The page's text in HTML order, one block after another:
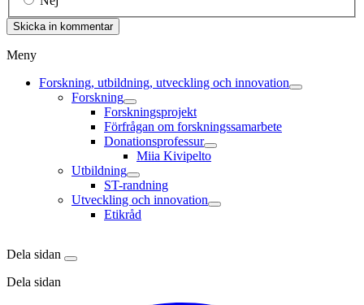
Skicka in kommentar
Meny
Forskning, utbildning, utveckling och innovation
Forskning
Forskningsprojekt
Förfrågan om forskningssamarbete
Donationsprofessur
Miia Kivipelto
Utbildning
ST-randning
Utveckling och innovation
Etikråd
Dela sidan
Dela sidan